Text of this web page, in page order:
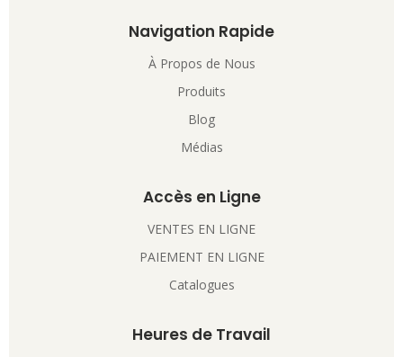
Navigation Rapide
À Propos de Nous
Produits
Blog
Médias
Accès en Ligne
VENTES EN LIGNE
PAIEMENT EN LIGNE
Catalogues
Heures de Travail